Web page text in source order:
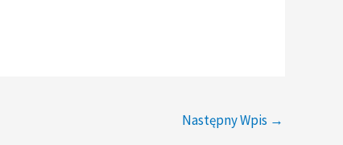
Następny Wpis →